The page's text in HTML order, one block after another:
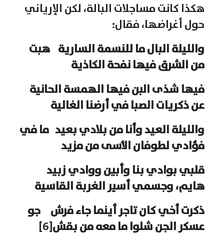
هكذا كانت مساجلات البالة، لكن الإرياني
حول أغراضها، فقال:
والليلة البال ما للنسمة السارية هبت
من الشرق فيها نفحة الكاذية
فيها شذى البن فيها الهمسة الحانية
عن ذكريات الصبا في أرضنا الغالية
والليلة العيد وأنا من بلادي بعيد ما في
فؤادي لطوفان الأسى من مزيد
قلبي بوادي بنا وأبين ووادي زبيد
هايم، وجسمي أسير الغربة القاسية
ذكرت أخي كان تاجر أينما جاء فرش جو
عسكر الجن شلوا ما معه من بقش[6]